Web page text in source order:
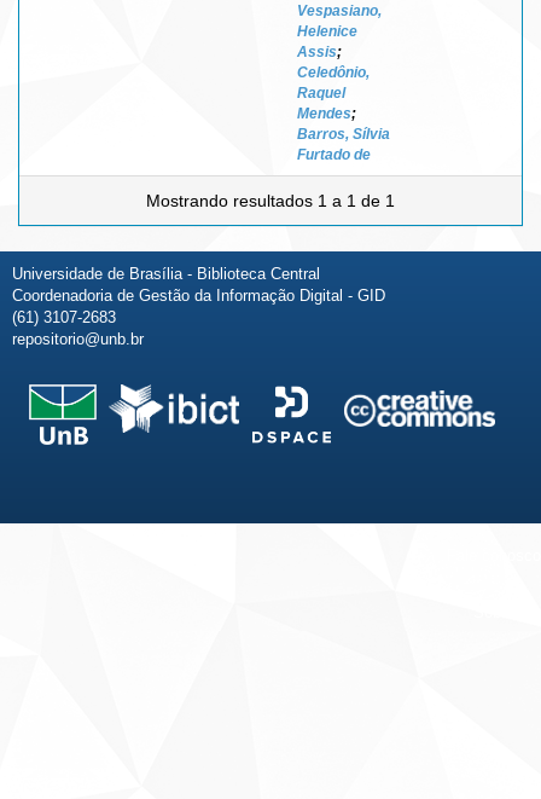
Vespasiano,
Helenice
Assis;
Celedônio,
Raquel
Mendes;
Barros, Sílvia
Furtado de
Mostrando resultados 1 a 1 de 1
Universidade de Brasília - Biblioteca Central
Coordenadoria de Gestão da Informação Digital - GID
(61) 3107-2683
repositorio@unb.br